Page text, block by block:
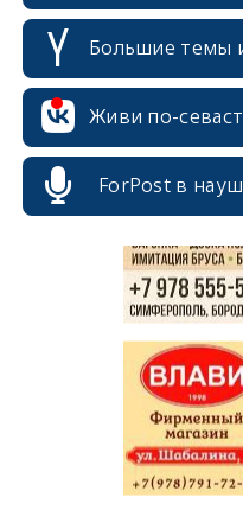
Большие темы
Живи по-
ForPost в